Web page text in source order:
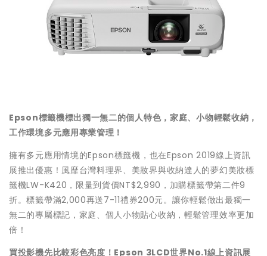
Epson標籤機標出獨一無二的個人特色，家庭、小物輕鬆收納，
工作環境多元應用專業管理！
擁有多元應用情境的Epson標籤機，也在Epson 2019線上資訊
展推出優惠！風靡台灣料理界、美妝界與收納達人的夢幻美妝標
籤機LW-K420，限量到貨價NT$2,990，加購標籤帶第二件9
折。標籤帶滿2,000再送7-11禮券200元。讓你輕鬆做出最獨一
無二的專屬標記，家庭、個人小物貼心收納，輕鬆管理效率更加
倍！
買投影機先比較彩色亮度！ Epson 3LCD世界No.1線上資訊展